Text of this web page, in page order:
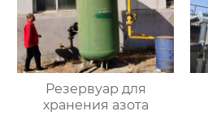
Резервуар для
хранения азота